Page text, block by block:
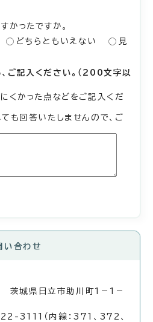
かったですか。
どちらともいえない
見
ご記入ください。（200文字以
くかった点などをご記入くだ
も回答いたしませんので、ご
い合わせ
城県日立市助川町1－1－
3111（内線：371、372、